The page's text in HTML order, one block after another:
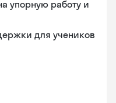
упорную работу и
для учеников